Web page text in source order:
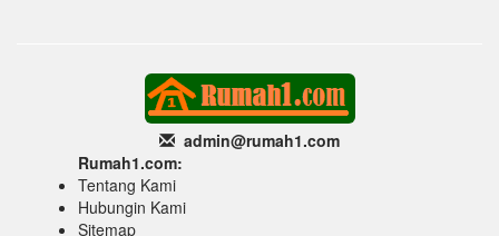
admin@rumah1.com
Rumah1.com:
Tentang Kami
Hubungin Kami
Sitemap